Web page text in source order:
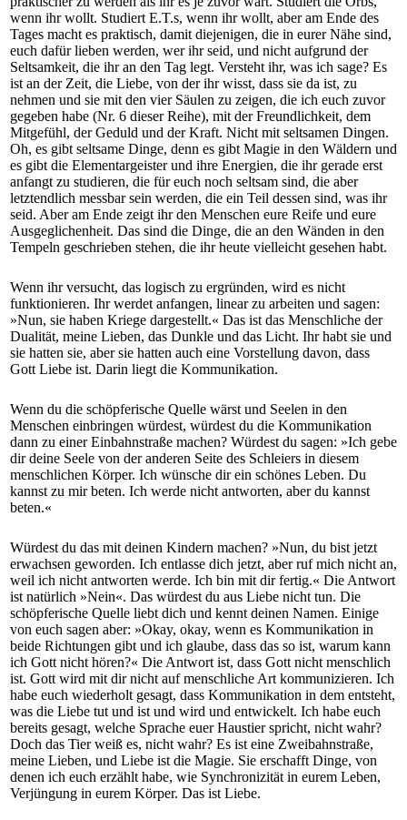
wenn ihr wollt. Studiert E.T.s, wenn ihr wollt, aber am Ende des
Tages macht es praktisch, damit diejenigen, die in eurer Nähe sind,
euch dafür lieben werden, wer ihr seid, und nicht aufgrund der
Seltsamkeit, die ihr an den Tag legt. Versteht ihr, was ich sage? Es
ist an der Zeit, die Liebe, von der ihr wisst, dass sie da ist, zu
nehmen und sie mit den vier Säulen zu zeigen, die ich euch zuvor
gegeben habe (Nr. 6 dieser Reihe), mit der Freundlichkeit, dem
Mitgefühl, der Geduld und der Kraft. Nicht mit seltsamen Dingen.
Oh, es gibt seltsame Dinge, denn es gibt Magie in den Wäldern und
es gibt die Elementargeister und ihre Energien, die ihr gerade erst
anfangt zu studieren, die für euch noch seltsam sind, die aber
letztendlich messbar sein werden, die ein Teil dessen sind, was ihr
seid. Aber am Ende zeigt ihr den Menschen eure Reife und eure
Ausgeglichenheit. Das sind die Dinge, die an den Wänden in den
Tempeln geschrieben stehen, die ihr heute vielleicht gesehen habt.
Wenn ihr versucht, das logisch zu ergründen, wird es nicht
funktionieren. Ihr werdet anfangen, linear zu arbeiten und sagen:
»Nun, sie haben Kriege dargestellt.« Das ist das Menschliche der
Dualität, meine Lieben, das Dunkle und das Licht. Ihr habt sie und
sie hatten sie, aber sie hatten auch eine Vorstellung davon, dass
Gott Liebe ist. Darin liegt die Kommunikation.
Wenn du die schöpferische Quelle wärst und Seelen in den
Menschen einbringen würdest, würdest du die Kommunikation
dann zu einer Einbahnstraße machen? Würdest du sagen: »Ich gebe
dir deine Seele von der anderen Seite des Schleiers in diesem
menschlichen Körper. Ich wünsche dir ein schönes Leben. Du
kannst zu mir beten. Ich werde nicht antworten, aber du kannst
beten.«
Würdest du das mit deinen Kindern machen? »Nun, du bist jetzt
erwachsen geworden. Ich entlasse dich jetzt, aber ruf mich nicht an,
weil ich nicht antworten werde. Ich bin mit dir fertig.« Die Antwort
ist natürlich »Nein«. Das würdest du aus Liebe nicht tun. Die
schöpferische Quelle liebt dich und kennt deinen Namen. Einige
von euch sagen aber: »Okay, okay, wenn es Kommunikation in
beide Richtungen gibt und ich glaube, dass das so ist, warum kann
ich Gott nicht hören?« Die Antwort ist, dass Gott nicht menschlich
ist. Gott wird mit dir nicht auf menschliche Art kommunizieren. Ich
habe euch wiederholt gesagt, dass Kommunikation in dem entsteht,
was die Liebe tut und ist und wird und entwickelt. Ich habe euch
bereits gesagt, welche Sprache euer Haustier spricht, nicht wahr?
Doch das Tier weiß es, nicht wahr? Es ist eine Zweibahnstraße,
meine Lieben, und Liebe ist die Magie. Sie erschafft Dinge, von
denen ich euch erzählt habe, wie Synchronizität in eurem Leben,
Verjüngung in eurem Körper. Das ist Liebe.